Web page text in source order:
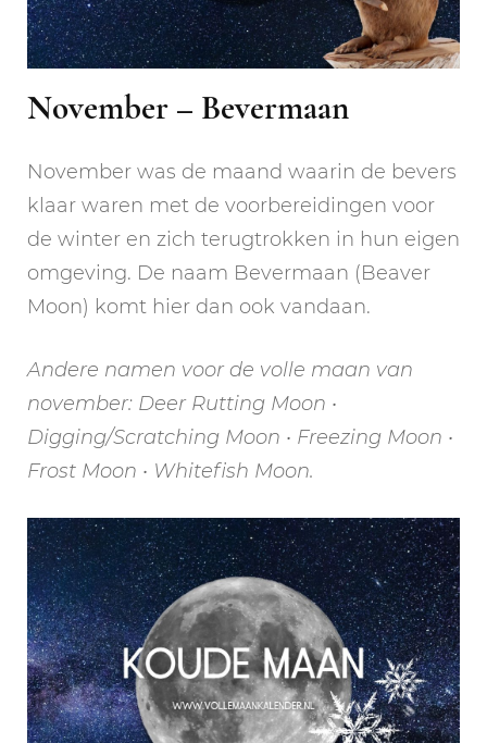
November – Bevermaan
November was de maand waarin de bevers
klaar waren met de voorbereidingen voor
de winter en zich terugtrokken in hun eigen
omgeving. De naam Bevermaan (Beaver
Moon) komt hier dan ook vandaan.
Andere namen voor de volle maan van
november: Deer Rutting Moon •
Digging/Scratching Moon • Freezing Moon •
Frost Moon • Whitefish Moon.